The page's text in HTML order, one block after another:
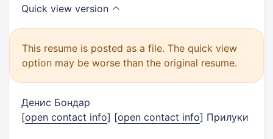
Quick view version
This resume is posted as a file. The quick view
option may be worse than the original resume.
Денис Бондар
[open contact info] [open contact info] Прилуки